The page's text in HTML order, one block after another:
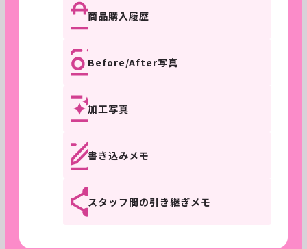
商品購入履歴
Before/After写真
加工写真
書き込みメモ
スタッフ間の引き継ぎメモ